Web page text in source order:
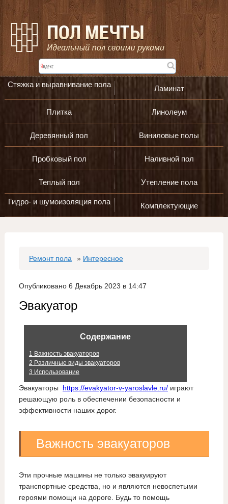
Стяжка и выравнивание пола Ламинат
Плитка Линолеум
Деревянный пол Виниловые полы
Пробковый пол Наливной пол
Теплый пол Утепление пола
Гидро- и шумоизоляция пола Комплектующие
Ремонт пола » Интересное
Опубликовано 6 Декабрь 2023 в 14:47
Эвакуатор
Содержание
1 Важность эвакуаторов
2 Различные виды эвакуаторов
3 Использование
Эвакуаторы https://evakyator-v-yaroslavle.ru/играют
решающую роль в обеспечении безопасности и
эффективности наших дорог.
Важность эвакуаторов
Эти прочные машины не только эвакуируют
транспортные средства, но и являются невоспетыми
героями помощи на дороге. Будь то помощь